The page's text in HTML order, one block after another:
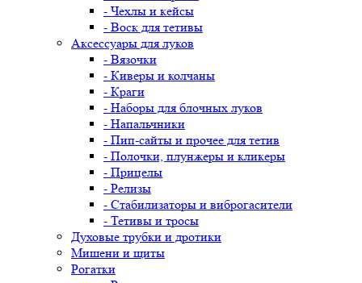
- Чехлы и кейсы
- Воск для тетивы
Аксессуары для луков
- Вязочки
- Киверы и колчаны
- Краги
- Наборы для блочных луков
- Напальчники
- Пип-сайты и прочее для тетив
- Полочки, плунжеры и кликеры
- Прицелы
- Релизы
- Стабилизаторы и виброгасители
- Тетивы и тросы
Духовые трубки и дротики
Мишени и щиты
Рогатки